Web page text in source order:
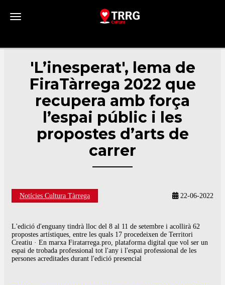
Toggle navigation
'L’inesperat', lema de
FiraTàrrega 2022 que
recupera amb força
l’espai públic i les
propostes d’arts de
carrer
Notícies Cultura Tàrrega 22-06-2022
L'edició d'enguany tindrà lloc del 8 al 11 de setembre i acollirà 62
propostes artístiques, entre les quals 17 procedeixen de Territori
Creatiu · En marxa Firatarrega.pro, plataforma digital que vol ser un
espai de trobada professional tot l'any i l'espai professional de les
persones acreditades durant l'edició presencial